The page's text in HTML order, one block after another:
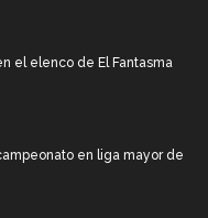
el elenco de El Fantasma
en liga mayor de